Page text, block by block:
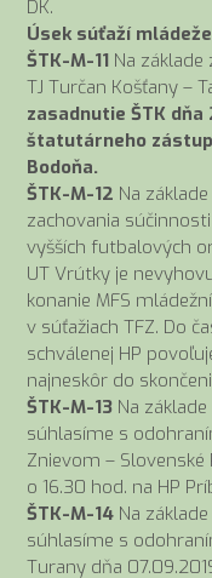
DK.
Úsek súťaží
ŠTK-M-11 Na základe
TJ Turčan Košťany –
zasadnutie ŠTK dňa
štatutárneho
Bodoňa.
ŠTK-M-12 Na
zachovania
vyšších futbalových
UT Vrútky je
konanie MFS
v súťažiach TFZ. Do
schválenej HP
najneskôr do
ŠTK-M-13 Na
súhlasíme s
Znievom –
o 16.30 hod. na HP
ŠTK-M-14 Na
súhlasíme s
Turany dňa